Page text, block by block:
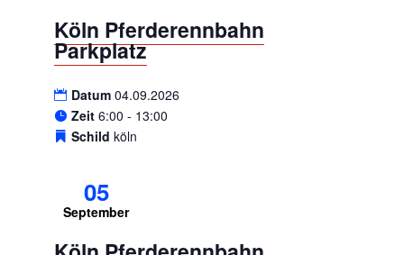
Köln Pferderennbahn
Parkplatz
Datum 04.09.2026
Zeit 6:00 - 13:00
Schild köln
05
September